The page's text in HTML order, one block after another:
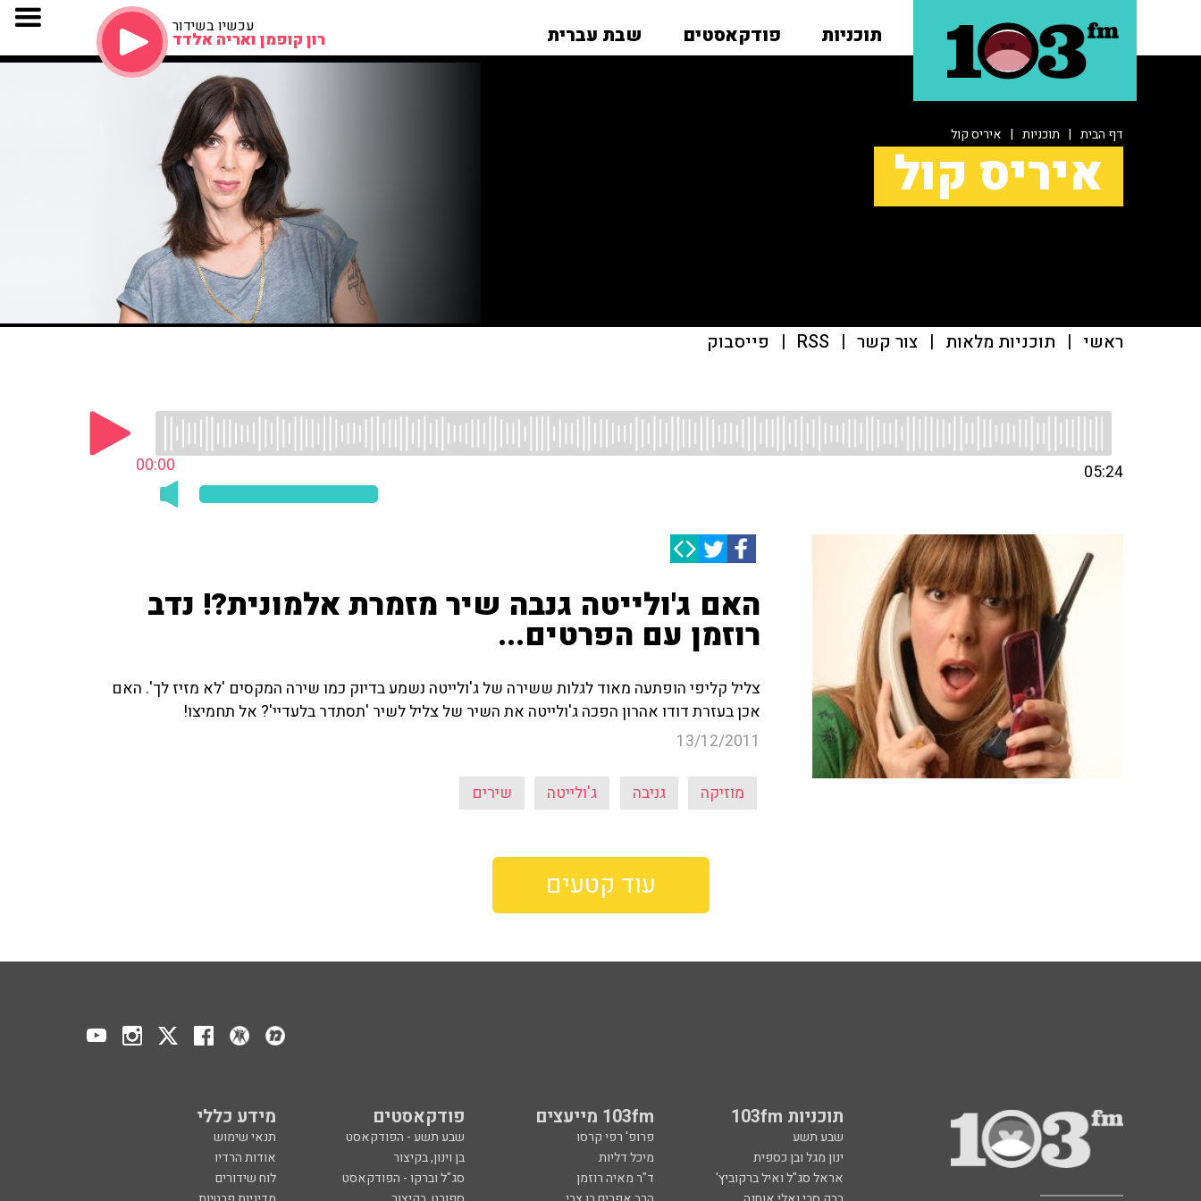
תוכניות פודקאסטים שבת עברית עכשיו בשידור
רון קופמן ואריה אלדד
דף הבית | תוכניות | איריס קול
איריס קול
ראשי | תוכניות מלאות | צור קשר |
RSS
| פייסבוק
00:00 05:24
האם ג'ולייטה גנבה שיר מזמרת אלמונית?! נדב
רוזמן עם הפרטים...
צליל קליפי הופתעה מאוד לגלות ששירה של ג'ולייטה נשמע בדיוק כמו שירה המקסים 'לא מזיז לך'. האם
אכן בעזרת דודו אהרון הפכה ג'ולייטה את השיר של צליל לשיר 'תסתדר בלעדיי'? אל תחמיצו!
13/12/2011
מוזיקה גניבה ג'ולייטה שירים
עוד קטעים
תוכניות 103fm 103fm מייעצים פודקאסטים מידע כללי
שבע תשע פרופ' רפי קרסו שבע תשע - הפודקאסט
תנאי שימוש
ינון מגל ובן כספית
מיכל דליות בן וינון, בקיצור
אודות הרדיו
אראל סג"ל ואיל ברקוביץ'
ד"ר מאיה רוזמן סג"ל וברקו - הפודקאסט
לוח שידורים